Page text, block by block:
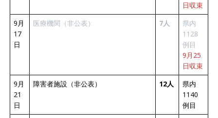
日収束
9月
17
日
医療機関（非公表） 7人
県内
1128
例目
9月25
日収束
9月
21
日
障害者施設（非公表） 12人
県内
1140
例目